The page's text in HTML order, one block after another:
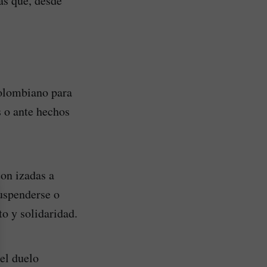
para
ante hechos
izadas a
o
y solidaridad.
duelo